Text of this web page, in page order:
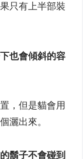
只有上半部裝
也會傾斜的容
，但是貓會用
灑出來。
鬍子不會碰到